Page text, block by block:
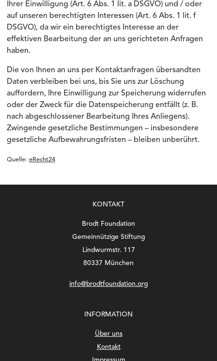
Ihrer Einwilligung (Art. 6 Abs. 1 lit. a DSGVO) und / oder
auf unseren berechtigten Interessen (Art. 6 Abs. 1 lit. f
DSGVO), da wir ein berechtigtes Interesse an der
effektiven Bearbeitung der an uns gerichteten Anfragen
haben.
Die von Ihnen an uns per Kontaktanfragen übersandten
Daten verbleiben bei uns, bis Sie uns zur Löschung
auffordern, Ihre Einwilligung zur Speicherung widerrufen
oder der Zweck für die Datenspeicherung entfällt (z. B.
nach abgeschlossener Bearbeitung Ihres Anliegens).
Zwingende gesetzliche Bestimmungen – insbesondere
gesetzliche Aufbewahrungsfristen – bleiben unberührt.
Quelle: eRecht24
KONTAKT
Brodt Foundation
Gemeinnützige Stiftung
Lindwurmstr. 117
80337 München
info@brodtfoundation.org
INFORMATION
Über uns
Kontakt